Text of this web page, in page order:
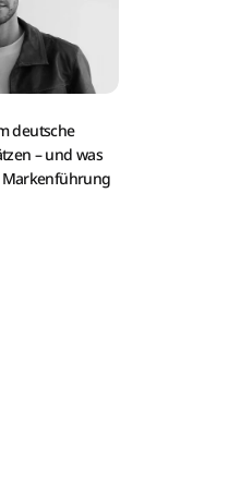
deutsche
– und was